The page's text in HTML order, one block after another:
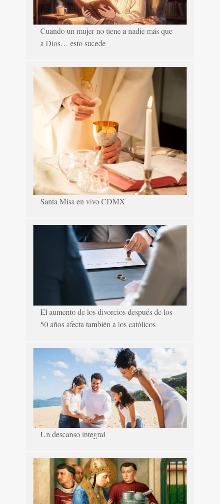
Cuando un mujer no tiene a nadie más que
a Dios… esto sucede
Santa Misa en vivo CDMX
El aumento de los divorcios después de los
50 años afecta también a los católicos
Un descanso integral